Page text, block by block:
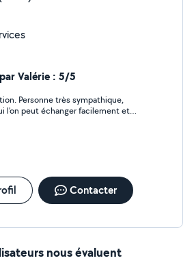
Valérie : 5/5
Personne très sympathique,
l'on peut échanger facilement et
Contacter
nous évaluent